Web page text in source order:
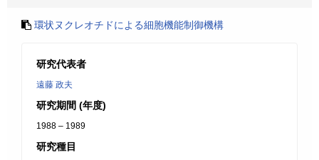
環状ヌクレオチドによる細胞機能制御機構
研究代表者
遠藤 政夫
研究期間 (年度)
1988 – 1989
研究種目